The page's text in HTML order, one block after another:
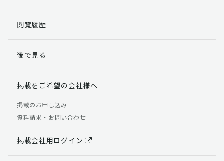
閲覧履歴
後で見る
掲載をご希望の会社様へ
掲載のお申し込み
資料請求・お問い合わせ
掲載会社用ログイン